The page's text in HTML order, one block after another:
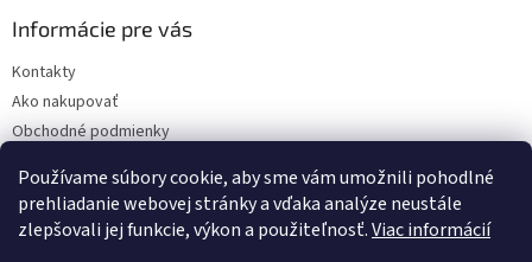
Používame súbory cookie, aby sme vám umožnili pohodlné
prehliadanie webovej stránky a vďaka analýze neustále
zlepšovali jej funkcie, výkon a použiteľnosť.Viac informácií
Informácie pre vás
Kontakty
Ako nakupovať
Obchodné podmienky
Moja objednávka